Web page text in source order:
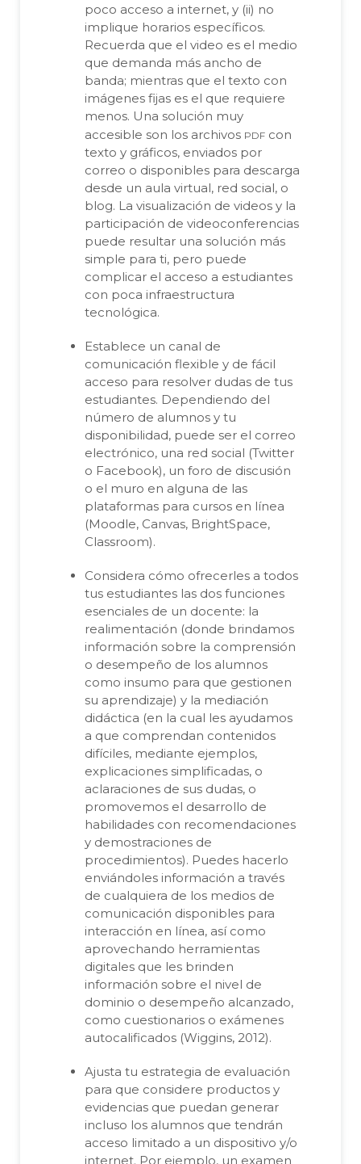
poco acceso a internet, y (ii) no
implique horarios específicos.
Recuerda que el video es el medio
que demanda más ancho de
banda; mientras que el texto con
imágenes fijas es el que requiere
menos. Una solución muy
accesible son los archivos pdf con
texto y gráficos, enviados por
correo o disponibles para descarga
desde un aula virtual, red social, o
blog. La visualización de videos y la
participación de videoconferencias
puede resultar una solución más
simple para ti, pero puede
complicar el acceso a estudiantes
con poca infraestructura
tecnológica.
Establece un canal de
comunicación flexible y de fácil
acceso para resolver dudas de tus
estudiantes. Dependiendo del
número de alumnos y tu
disponibilidad, puede ser el correo
electrónico, una red social (Twitter
o Facebook), un foro de discusión
o el muro en alguna de las
plataformas para cursos en línea
(Moodle, Canvas, BrightSpace,
Classroom).
Considera cómo ofrecerles a todos
tus estudiantes las dos funciones
esenciales de un docente: la
realimentación (donde brindamos
información sobre la comprensión
o desempeño de los alumnos
como insumo para que gestionen
su aprendizaje) y la mediación
didáctica (en la cual les ayudamos
a que comprendan contenidos
difíciles, mediante ejemplos,
explicaciones simplificadas, o
aclaraciones de sus dudas, o
promovemos el desarrollo de
habilidades con recomendaciones
y demostraciones de
procedimientos). Puedes hacerlo
enviándoles información a través
de cualquiera de los medios de
comunicación disponibles para
interacción en línea, así como
aprovechando herramientas
digitales que les brinden
información sobre el nivel de
dominio o desempeño alcanzado,
como cuestionarios o exámenes
autocalificados (Wiggins, 2012).
Ajusta tu estrategia de evaluación
para que considere productos y
evidencias que puedan generar
incluso los alumnos que tendrán
acceso limitado a un dispositivo y/o
internet. Por ejemplo, un examen